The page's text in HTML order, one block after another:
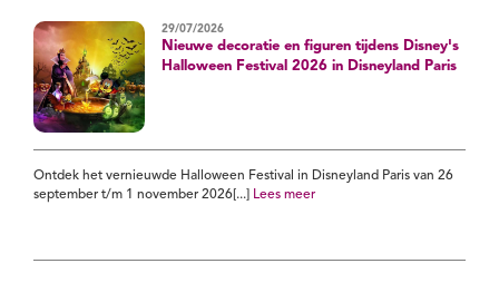
29/07/2026
Nieuwe decoratie en figuren tijdens Disney's
Halloween Festival 2026 in Disneyland Paris
Ontdek het vernieuwde Halloween Festival in Disneyland Paris van 26
september t/m 1 november 2026[...]
Lees meer